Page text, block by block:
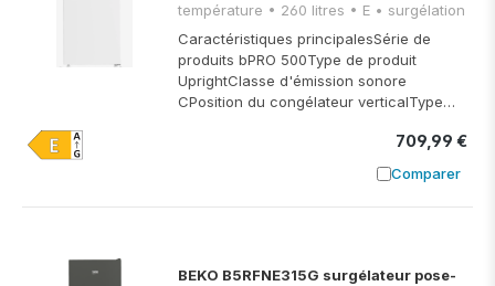
température • 260 litres • E • surgélation
Caractéristiques principalesSérie de
produits bPRO 500Type de produit
UprightClasse d'émission sonore
CPosition du congélateur verticalType…
709,99 €
Comparer
Ajouter à
BEKO B5RFNE315G surgélateur pose-